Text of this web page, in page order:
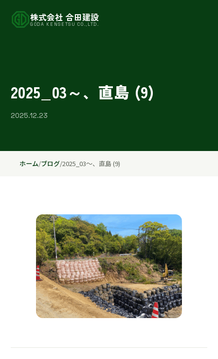
株式会社 合田建設
GODA KENSETSU CO.,LTD.
2025_03～、直島 (9)
2025.12.23
ホーム/ブログ/2025_03～、直島 (9)